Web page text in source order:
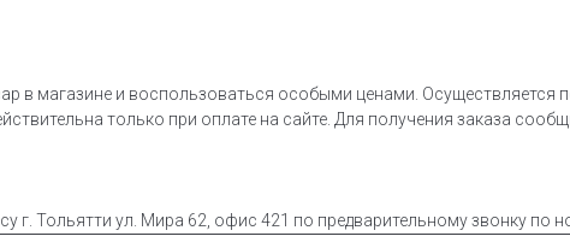
в магазине и воспользоваться особыми ценами. Осуществляется
только при оплате на сайте. Для получения заказа
Тольятти ул. Мира 62, офис 421 по предварительному звонку по